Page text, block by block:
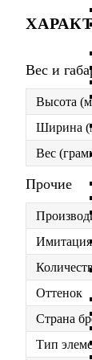
Вес и
Высота
Ширина
Вес
Прочие
Имитация
Оттенок
Страна
Тип